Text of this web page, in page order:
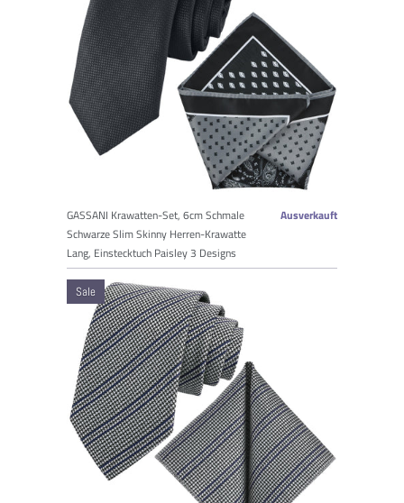
GASSANI Krawatten-Set, 6cm Schmale
Schwarze Slim Skinny Herren-Krawatte
Lang, Einstecktuch Paisley 3 Designs
Ausverkauft
Sale